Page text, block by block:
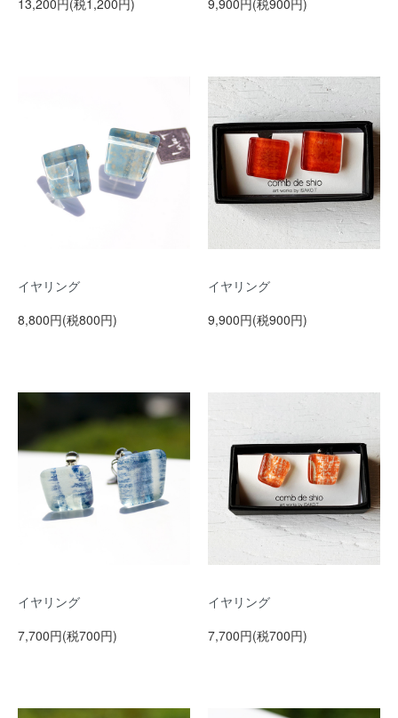
13,200円(税1,200円)
9,900円(税900円)
イヤリング
8,800円(税800円)
イヤリング
9,900円(税900円)
イヤリング
7,700円(税700円)
イヤリング
7,700円(税700円)